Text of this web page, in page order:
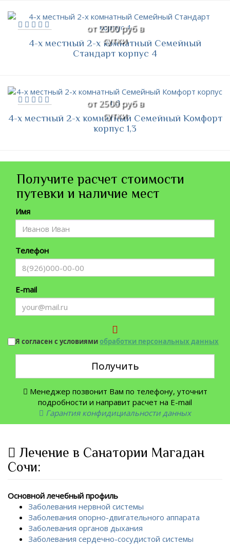
от 2300 руб в
сутки
4-х местный 2-х комнатный Семейный
Стандарт корпус 4
от 2500 руб в
сутки
4-х местный 2-х комнатный Семейный Комфорт
корпус 1,3
Получите расчет стоимости
путевки и наличие мест
Имя
Телефон
E-mail
Я согласен с условиямиобработки персональных данных
Получить
Менеджер позвонит Вам по телефону, уточнит
подробности и направит расчет на E-mail
Гарантия конфидициальности данных
Лечение в Санатории Магадан
Сочи:
Основной лечебный профиль
Заболевания нервной системы
Заболевания опорно-двигательного аппарата
Заболевания органов дыхания
Заболевания сердечно-сосудистой системы